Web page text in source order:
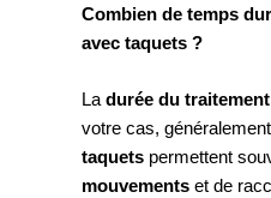
Combien de temps
avec taquets ?
La durée du traitement
votre cas,
taquetspermettent
mouvementset de